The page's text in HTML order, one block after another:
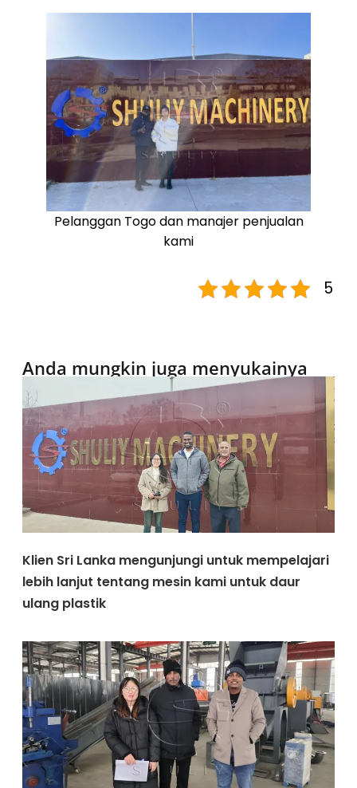
Pelanggan Togo dan manajer penjualan
kami
5
Anda mungkin juga menyukainya
Klien Sri Lanka mengunjungi untuk mempelajari
lebih lanjut tentang mesin kami untuk daur
ulang plastik